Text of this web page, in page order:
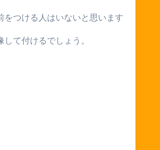
つける人はいないと思います
て付けるでしょう。